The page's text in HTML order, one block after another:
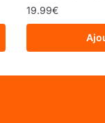
19.99€